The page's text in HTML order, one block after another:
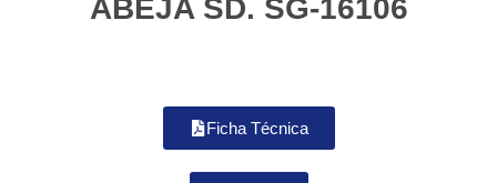
ABEJA SD. SG-16106
Ficha Técnica